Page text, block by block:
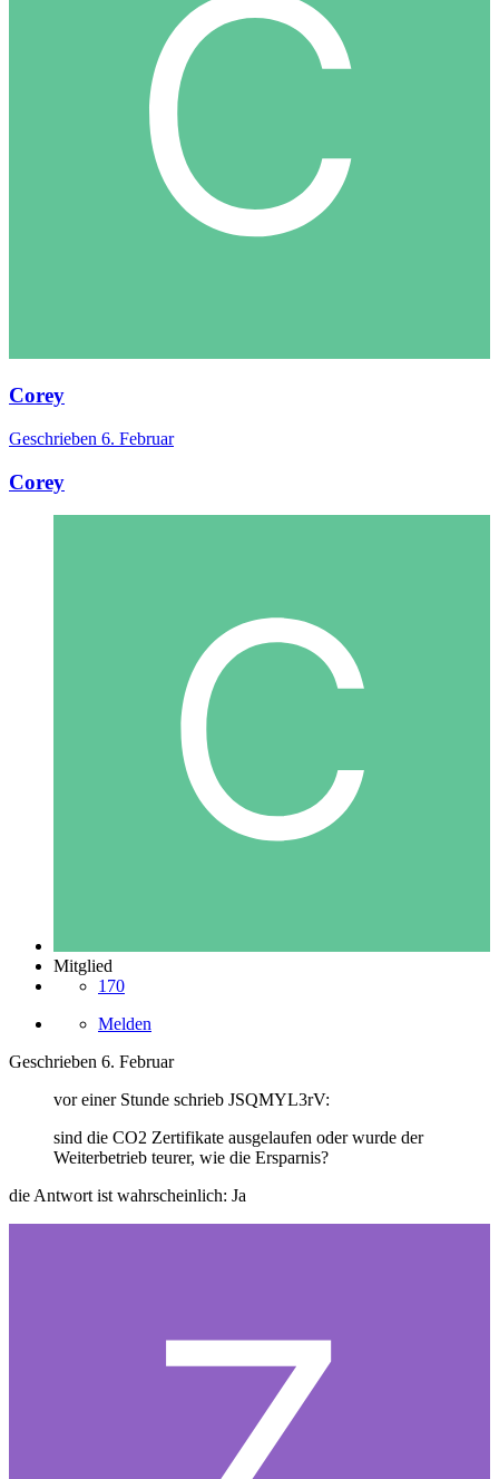
Corey
Geschrieben 6. Februar
Corey
Mitglied
170
Melden
Geschrieben 6. Februar
vor einer Stunde schrieb JSQMYL3rV:
sind die CO2 Zertifikate ausgelaufen oder wurde der
Weiterbetrieb teurer, wie die Ersparnis?
die Antwort ist wahrscheinlich: Ja